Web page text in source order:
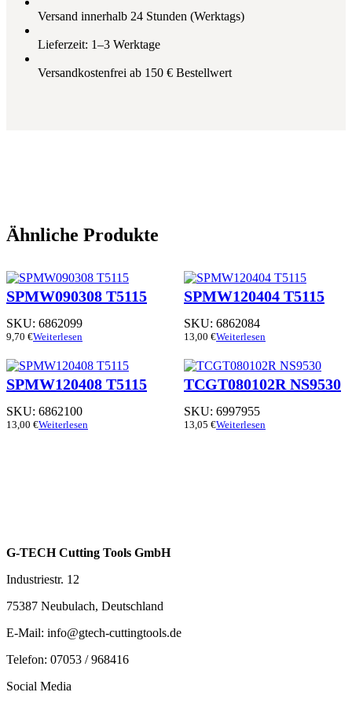
Versand innerhalb 24 Stunden (Werktags)
Lieferzeit: 1–3 Werktage
Versandkostenfrei ab 150 € Bestellwert
Ähnliche Produkte
SPMW090308 T5115
SKU: 6862099
9,70 €Weiterlesen
SPMW120404 T5115
SKU: 6862084
13,00 €Weiterlesen
SPMW120408 T5115
SKU: 6862100
13,00 €Weiterlesen
TCGT080102R NS9530
SKU: 6997955
13,05 €Weiterlesen
G-TECH Cutting Tools GmbH
Industriestr. 12
75387 Neubulach, Deutschland
E-Mail: info@gtech-cuttingtools.de
Telefon: 07053 / 968416
Social Media